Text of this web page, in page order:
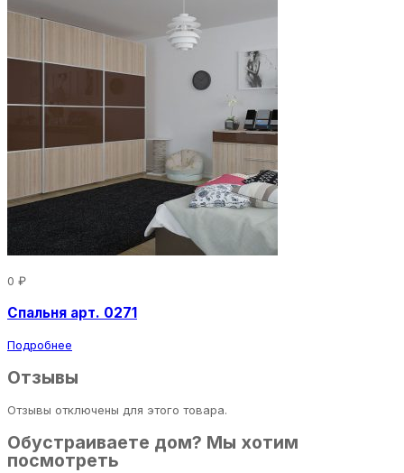
0 ₽
Спальня арт. 0271
Подробнее
Отзывы
Отзывы отключены для этого товара.
Обустраиваете дом? Мы хотим
посмотреть